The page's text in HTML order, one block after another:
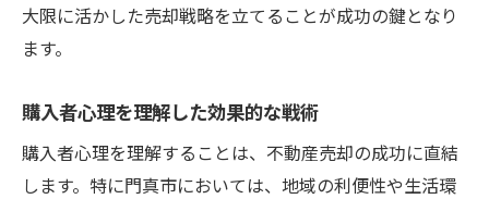
大限に活かした売却戦略を立てることが成功の鍵となり
ます。
購入者心理を理解した効果的な戦術
購入者心理を理解することは、不動産売却の成功に直結
します。特に門真市においては、地域の利便性や生活環